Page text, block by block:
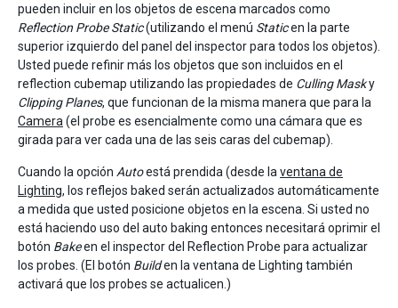
pueden incluir en los objetos de escena marcados como
Reflection Probe Static(utilizando el menú Staticen la parte
superior izquierdo del panel del inspector para todos los objetos).
Usted puede refinir más los objetos que son incluidos en el
reflection cubemap utilizando las propiedades de Culling Masky
Clipping Planes, que funcionan de la misma manera que para la
Camera (el probe es esencialmente como una cámara que es
girada para ver cada una de las seis caras del cubemap).
Cuando la opción Autoestá prendida (desde la ventana de
Lighting, los reflejos baked serán actualizados automáticamente
a medida que usted posicione objetos en la escena. Si usted no
está haciendo uso del auto baking entonces necesitará oprimir el
botón Bakeen el inspector del Reflection Probe para actualizar
los probes. (El botón Builden la ventana de Lighting también
activará que los probes se actualicen.)